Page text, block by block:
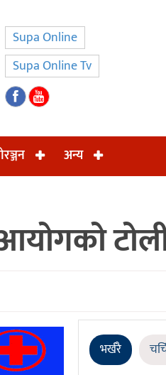
Supa Online
Supa Online Tv
अन्य
आयोगको
भर्खरै